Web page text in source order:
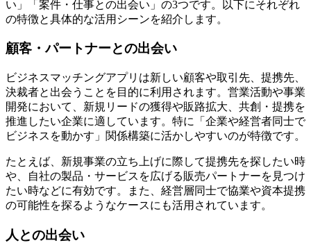
い」「案件・仕事との出会い」の3つです。以下にそれぞれ
の特徴と具体的な活用シーンを紹介します。
顧客・パートナーとの出会い
ビジネスマッチングアプリは新しい顧客や取引先、提携先、
決裁者と出会うことを目的に利用されます。営業活動や事業
開発において、新規リードの獲得や販路拡大、共創・提携を
推進したい企業に適しています。特に「企業や経営者同士で
ビジネスを動かす」関係構築に活かしやすいのが特徴です。
たとえば、新規事業の立ち上げに際して提携先を探したい時
や、自社の製品・サービスを広げる販売パートナーを見つけ
たい時などに有効です。また、経営層同士で協業や資本提携
の可能性を探るようなケースにも活用されています。
人との出会い